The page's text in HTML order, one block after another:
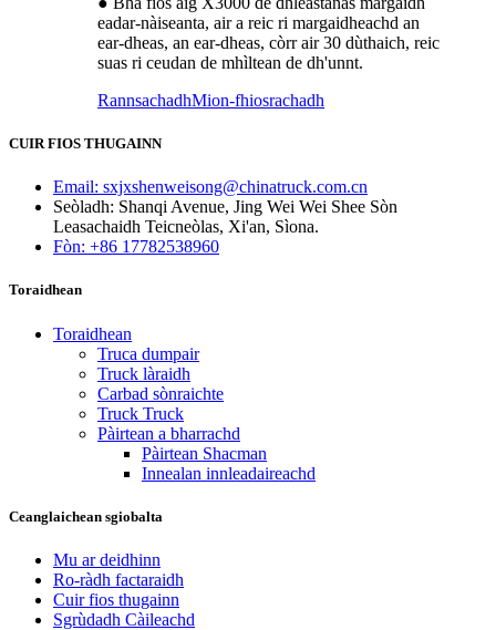
eadar-nàiseanta, air a reic ri margaidheachd an
ear-dheas, an ear-dheas, còrr air 30 dùthaich, reic
suas ri ceudan de mhìltean de dh'unnt.
RannsachadhMion-fhiosrachadh
CUIR FIOS THUGAINN
Email: sxjxshenweisong@chinatruck.com.cn
Seòladh: Shanqi Avenue, Jing Wei Wei Shee Sòn
Leasachaidh Teicneòlas, Xi'an, Sìona.
Fòn: +86 17782538960
Toraidhean
Toraidhean
Truca dumpair
Truck làraidh
Carbad sònraichte
Truck Truck
Pàirtean a bharrachd
Pàirtean Shacman
Innealan innleadaireachd
Ceanglaichean sgiobalta
Mu ar deidhinn
Ro-ràdh factaraidh
Cuir fios thugainn
Sgrùdadh Càileachd